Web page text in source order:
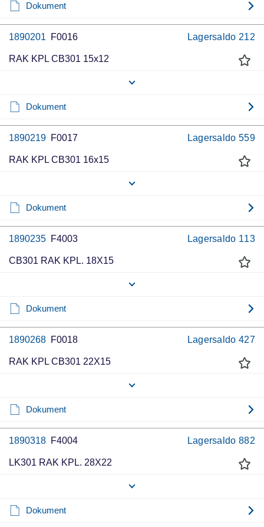
Dokument
1890201 F0016 Lagersaldo 212
RAK KPL CB301 15x12
Dokument
1890219 F0017 Lagersaldo 559
RAK KPL CB301 16x15
Dokument
1890235 F4003 Lagersaldo 113
CB301 RAK KPL. 18X15
Dokument
1890268 F0018 Lagersaldo 427
RAK KPL CB301 22X15
Dokument
1890318 F4004 Lagersaldo 882
LK301 RAK KPL. 28X22
Dokument